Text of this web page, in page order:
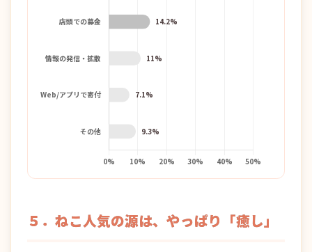
５．ねこ人気の源は、やっぱり「癒し」